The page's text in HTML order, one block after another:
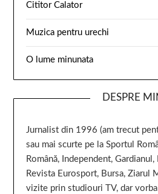
Cititor Calator
Muzica pentru urechi
O lume minunata
DESPRE
Jurnalist din 1996 (am trecut
sau mai scurte pe la Sportul
Română, Independent,
Revista Eurosport, Bursa, Ziarul
vizite prin studiouri TV, dar vorba